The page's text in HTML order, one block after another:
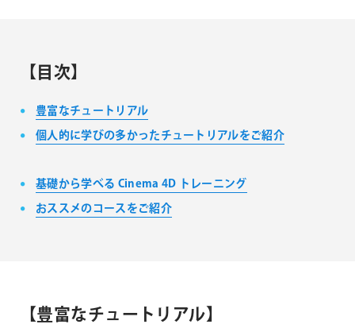
【目次】
豊富なチュートリアル
個人的に学びの多かったチュートリアルをご紹介
基礎から学べる Cinema 4D トレーニング
おススメのコースをご紹介
【豊富なチュートリアル】